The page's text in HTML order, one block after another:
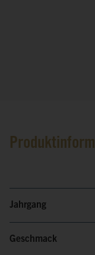
Jahrgang
Geschmack